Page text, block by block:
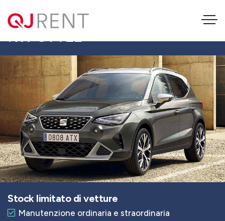
SEAT ARONA 1.0 ECO TSI 81
KW STYLE
Stock limitato di vetture
Manutenzione ordinaria e straordinaria